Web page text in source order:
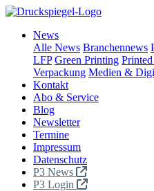
News
Alle News Branchennews
LFP Green Printing
Verpackung Medien &
Kontakt
Abo & Service
Blog
Newsletter
Termine
Impressum
Datenschutz
P3 News
P3 Login